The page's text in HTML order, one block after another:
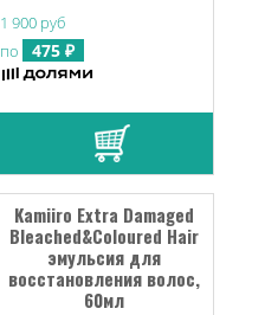
1 900 руб
по
475 ₽
Kamiiro Extra Damaged
Bleached&Coloured Hair
эмульсия для
восстановления волос,
60мл